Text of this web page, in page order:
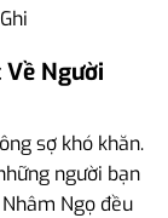
Về Người
sợ khó khăn.
người bạn
Ngọ đều